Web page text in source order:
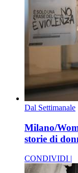
Dal Settimanale
Milano/
storie di
CONDIVIDI |